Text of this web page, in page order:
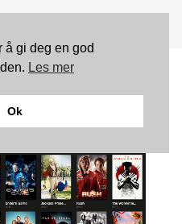
å gi deg en god
Les mer
Ok